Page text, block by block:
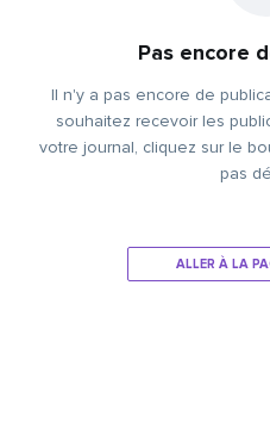
Pas encore
Il n'y a pas encore de
souhaitez recevoir les
votre journal, cliquez sur le
pas
ALLER À LA